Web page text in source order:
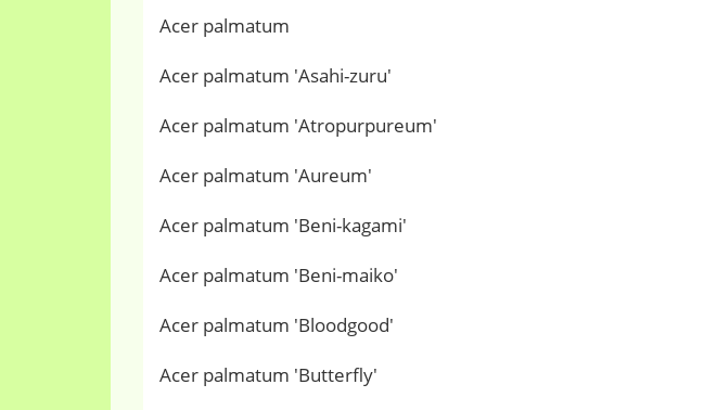
Acer palmatum
Acer palmatum 'Asahi-zuru'
Acer palmatum 'Atropurpureum'
Acer palmatum 'Aureum'
Acer palmatum 'Beni-kagami'
Acer palmatum 'Beni-maiko'
Acer palmatum 'Bloodgood'
Acer palmatum 'Butterfly'